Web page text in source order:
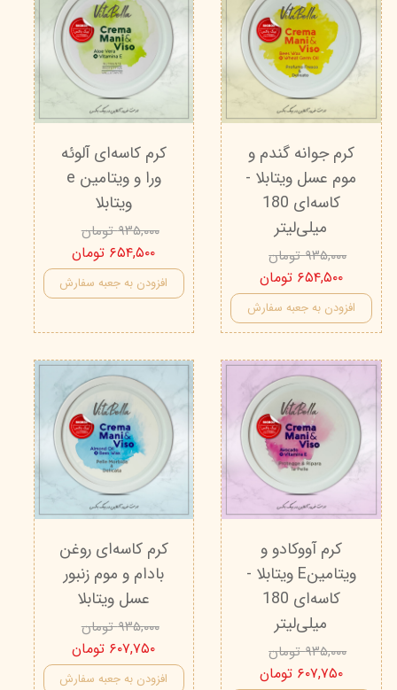
کرم جوانه گندم و
موم عسل ویتابلا -
کاسه‌ای 180
میلی‌لیتر
۹۳۵,۰۰۰ تومان
۶۵۴,۵۰۰ تومان
افزودن به جعبه سفارش
کرم کاسه‌ای آلوئه
ورا و ویتامین e
ویتابلا
۹۳۵,۰۰۰ تومان
۶۵۴,۵۰۰ تومان
افزودن به جعبه سفارش
کرم آووکادو و
ویتامینE ویتابلا -
کاسه‌ای 180
میلی‌لیتر
۹۳۵,۰۰۰ تومان
۶۰۷,۷۵۰ تومان
کرم کاسه‌ای روغن
بادام و موم زنبور
عسل ویتابلا
۹۳۵,۰۰۰ تومان
۶۰۷,۷۵۰ تومان
افزودن به جعبه سفارش